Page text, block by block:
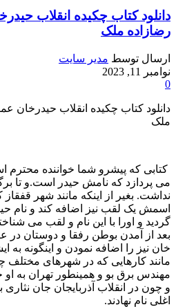
دانلود کتاب چکیده انقلاب
رضازاده ملک
ارسال توسط مدیر سایت
نوامبر 11, 2023
0
دانلود کتاب چکیده انقلاب حیدرخان
ملک
کتابی که پیشرو شما خواننده
می پردازد که نامش حیدر است.و تا
نداشت. بغیر از اینکه مانند شهر
اسمش یک لقب نیز اضافه کند و نام
گردید و اورا با این نام و لقب می
بعد از آمدن بوطن رفقا و دوستان در
خان نیز را اضافه نمودن و اینگونه به
مانند کارهایی که در شهرهای مختلف
مهندس برق بو و همینطور تهران به او
و چون در انقلاب آذربایجان جان
اغلی نام نهادند.